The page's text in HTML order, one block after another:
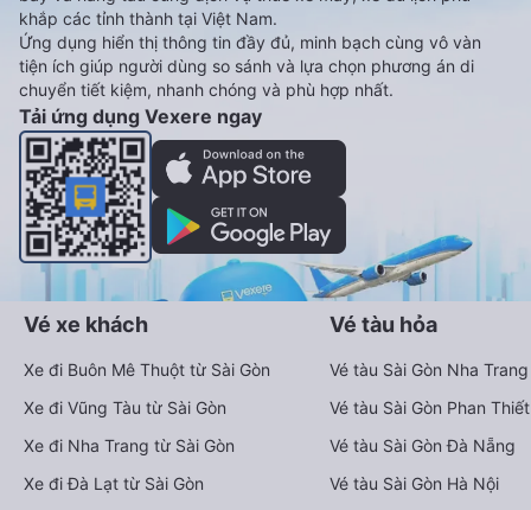
khắp các tỉnh thành tại Việt Nam.
Ứng dụng hiển thị thông tin đầy đủ, minh bạch cùng vô vàn
tiện ích giúp người dùng so sánh và lựa chọn phương án di
chuyển tiết kiệm, nhanh chóng và phù hợp nhất.
Tải ứng dụng Vexere ngay
Vé xe khách
Xe đi Buôn Mê Thuột từ Sài Gòn
Xe đi Vũng Tàu từ Sài Gòn
Xe đi Nha Trang từ Sài Gòn
Xe đi Đà Lạt từ Sài Gòn
Vé tàu hỏa
Vé tàu Sài Gòn Nha Trang
Vé tàu Sài Gòn Phan Thiết
Vé tàu Sài Gòn Đà Nẵng
Vé tàu Sài Gòn Hà Nội